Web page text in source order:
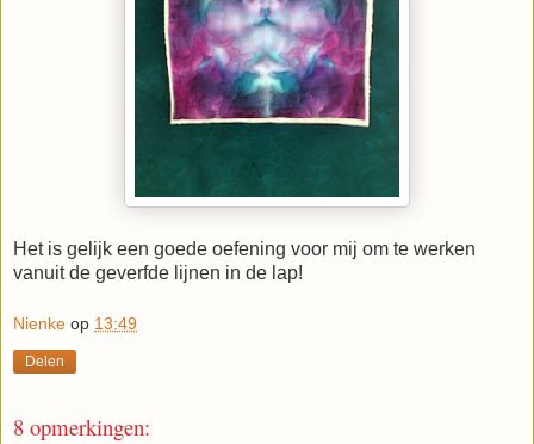
Het is gelijk een goede oefening voor mij om te werken
vanuit de geverfde lijnen in de lap!
Nienke op 13:49
Delen
8 opmerkingen: